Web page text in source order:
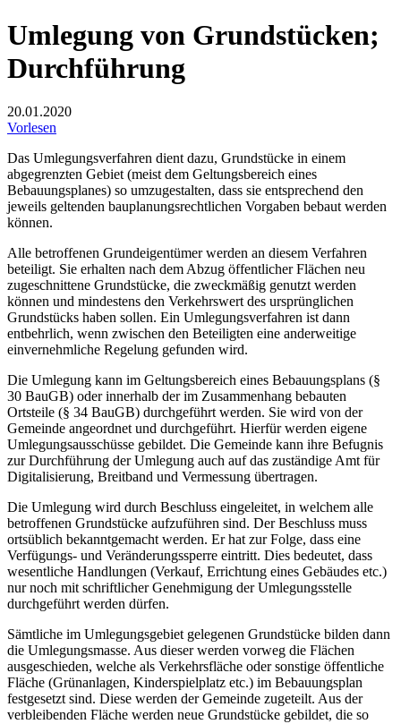
Umlegung von Grundstücken;
Durchführung
20.01.2020
Vorlesen
Das Umlegungsverfahren dient dazu, Grundstücke in einem
abgegrenzten Gebiet (meist dem Geltungsbereich eines
Bebauungsplanes) so umzugestalten, dass sie entsprechend den
jeweils geltenden bauplanungsrechtlichen Vorgaben bebaut werden
können.
Alle betroffenen Grundeigentümer werden an diesem Verfahren
beteiligt. Sie erhalten nach dem Abzug öffentlicher Flächen neu
zugeschnittene Grundstücke, die zweckmäßig genutzt werden
können und mindestens den Verkehrswert des ursprünglichen
Grundstücks haben sollen. Ein Umlegungsverfahren ist dann
entbehrlich, wenn zwischen den Beteiligten eine anderweitige
einvernehmliche Regelung gefunden wird.
Die Umlegung kann im Geltungsbereich eines Bebauungsplans (§
30 BauGB) oder innerhalb der im Zusammenhang bebauten
Ortsteile (§ 34 BauGB) durchgeführt werden. Sie wird von der
Gemeinde angeordnet und durchgeführt. Hierfür werden eigene
Umlegungsausschüsse gebildet. Die Gemeinde kann ihre Befugnis
zur Durchführung der Umlegung auch auf das zuständige Amt für
Digitalisierung, Breitband und Vermessung übertragen.
Die Umlegung wird durch Beschluss eingeleitet, in welchem alle
betroffenen Grundstücke aufzuführen sind. Der Beschluss muss
ortsüblich bekanntgemacht werden. Er hat zur Folge, dass eine
Verfügungs- und Veränderungssperre eintritt. Dies bedeutet, dass
wesentliche Handlungen (Verkauf, Errichtung eines Gebäudes etc.)
nur noch mit schriftlicher Genehmigung der Umlegungsstelle
durchgeführt werden dürfen.
Sämtliche im Umlegungsgebiet gelegenen Grundstücke bilden dann
die Umlegungsmasse. Aus dieser werden vorweg die Flächen
ausgeschieden, welche als Verkehrsfläche oder sonstige öffentliche
Fläche (Grünanlagen, Kinderspielplatz etc.) im Bebauungsplan
festgesetzt sind. Diese werden der Gemeinde zugeteilt. Aus der
verbleibenden Fläche werden neue Grundstücke gebildet, die so